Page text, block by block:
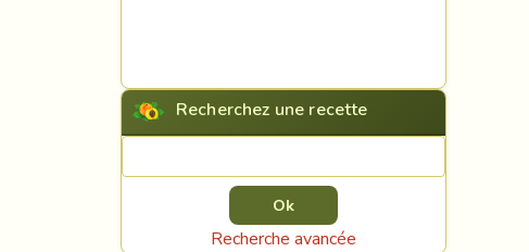
Recherchez une recette
Recherche avancée